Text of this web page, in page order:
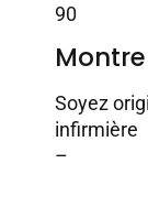
90
Soyez
infirmière
–